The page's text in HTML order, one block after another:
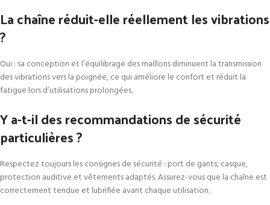
La chaîne réduit-elle réellement les vibrations
?
Oui : sa conception et l’équilibrage des maillons diminuent la transmission
des vibrations vers la poignée, ce qui améliore le confort et réduit la
fatigue lors d’utilisations prolongées.
Y a-t-il des recommandations de sécurité
particulières ?
Respectez toujours les consignes de sécurité : port de gants, casque,
protection auditive et vêtements adaptés. Assurez-vous que la chaîne est
correctement tendue et lubrifiée avant chaque utilisation.